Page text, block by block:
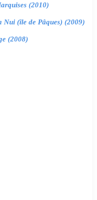
(2010)
Nui (île de Pâques) (2009)
(2008)